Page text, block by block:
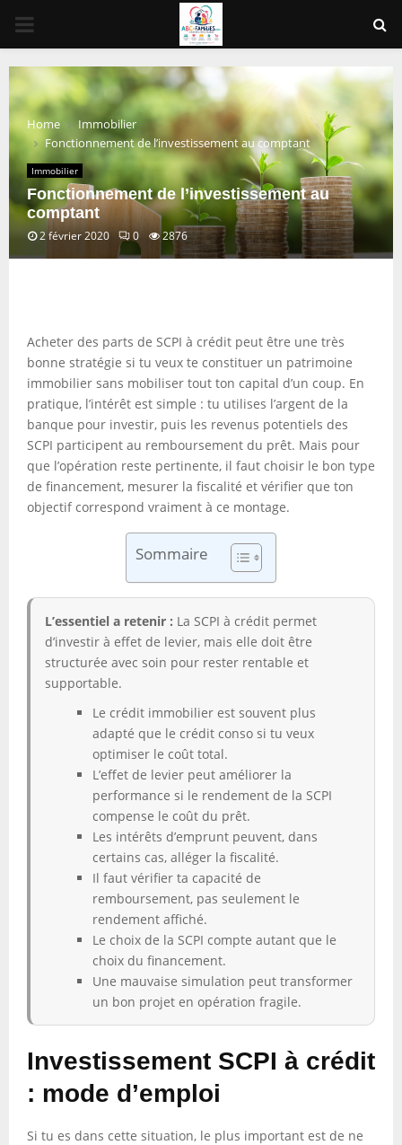
PRIMARY
MENU
Home
Immobilier
Fonctionnement de l’investissement au comptant
Immobilier
Fonctionnement de l’investissement au
comptant
2 février 2020 0 2876
Acheter des parts de SCPI à crédit peut être une très
bonne stratégie si tu veux te constituer un patrimoine
immobilier sans mobiliser tout ton capital d’un coup. En
pratique, l’intérêt est simple : tu utilises l’argent de la
banque pour investir, puis les revenus potentiels des
SCPI participent au remboursement du prêt. Mais pour
que l’opération reste pertinente, il faut choisir le bon type
de financement, mesurer la fiscalité et vérifier que ton
objectif correspond vraiment à ce montage.
Sommaire
L’essentiel a retenir : La SCPI à crédit permet
d’investir à effet de levier, mais elle doit être
structurée avec soin pour rester rentable et
supportable.
Le crédit immobilier est souvent plus
adapté que le crédit conso si tu veux
optimiser le coût total.
L’effet de levier peut améliorer la
performance si le rendement de la SCPI
compense le coût du prêt.
Les intérêts d’emprunt peuvent, dans
certains cas, alléger la fiscalité.
Il faut vérifier ta capacité de
remboursement, pas seulement le
rendement affiché.
Le choix de la SCPI compte autant que le
choix du financement.
Une mauvaise simulation peut transformer
un bon projet en opération fragile.
Investissement SCPI à crédit
: mode d’emploi
Si tu es dans cette situation, le plus important est de ne